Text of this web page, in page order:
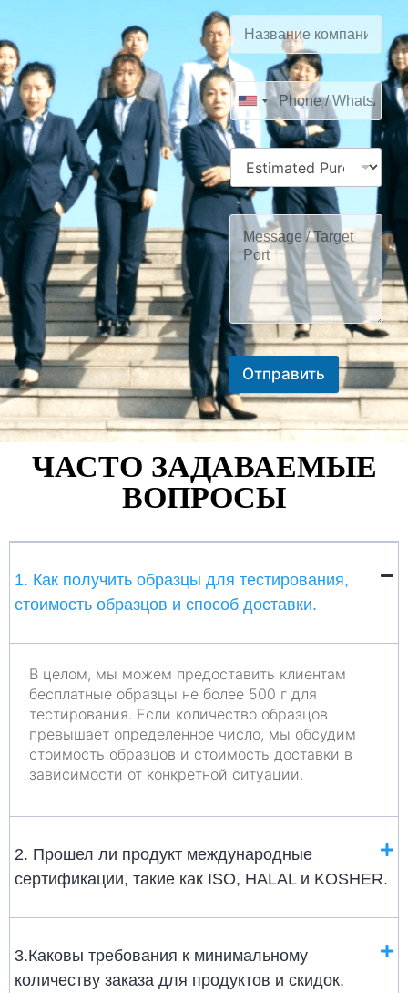
Отправить
ЧАСТО ЗАДАВАЕМЫЕ
ВОПРОСЫ
1. Как получить образцы для тестирования,
стоимость образцов и способ доставки.
В целом, мы можем предоставить клиентам
бесплатные образцы не более 500 г для
тестирования. Если количество образцов
превышает определенное число, мы обсудим
стоимость образцов и стоимость доставки в
зависимости от конкретной ситуации.
2. Прошел ли продукт международные
сертификации, такие как ISO, HALAL и KOSHER.
3.Каковы требования к минимальному
количеству заказа для продуктов и скидок.